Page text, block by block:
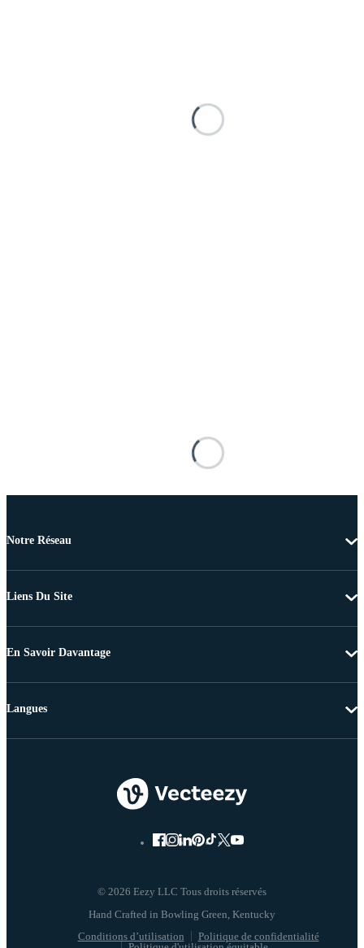
Notre Réseau
Liens Du Site
En Savoir Davantage
© 2026 Eezy LLC Tous droits réservés
Conditions d’utilisation
Politique de confidentialité
Langues